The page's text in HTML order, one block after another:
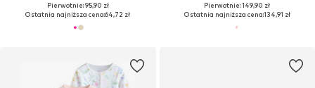
Pierwotnie: 95,90 zł
Ostatnia najniższa cena:64,72 zł
Pierwotnie: 149,90 zł
Ostatnia najniższa cena:134,91 zł